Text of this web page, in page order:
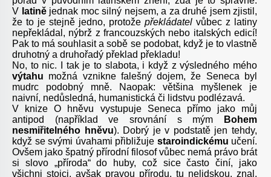
V latinějednak moc silný nejsem, a za druhé jsem zjistil,
že to je stejně jedno, protože překládatel vůbec z latiny
nepřekládal, nýbrž z francouzských nebo italských edicí!
Pak to má souhlasit a sobě se podobat, když je to vlastně
druhotný a druhořadý překlad překladu!
No, to nic. I tak je to slabota, i když z výsledného mého
výtahu možná vznikne falešný dojem, že Seneca byl
mudrc podobný mně. Naopak: většina myšlenek je
naivní, nedůsledná, humanistická či lidstvu podlézavá.
V knize O hněvu vystupuje Seneca přímo jako můj
antipod (například ve srovnání s mým
Bohem
nesmiřitelného hněvu). Dobrý je v podstatě jen tehdy,
když se svými úvahami přibližuje staroindickému učení.
Ovšem jako špatný přírodní filosof vůbec nemá právo brát
si slovo „příroda“ do huby, což sice často činí, jako
všichni stoici, avšak pravou přírodu, tu nelidskou, znal,